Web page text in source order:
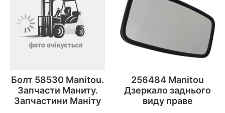
Болт 58530 Manitou.
Запчасти Маниту.
Запчастини Маніту
256484 Manitou
Дзеркало заднього
виду праве